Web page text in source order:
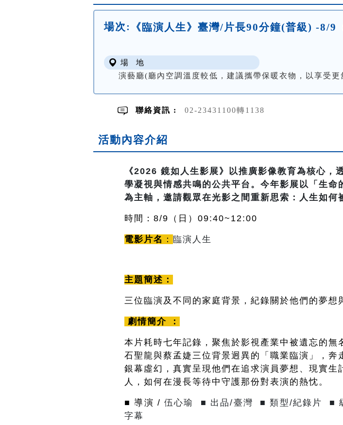
場次: 《臨演人生》臺灣/片長90分鐘(普級) -8/9
場 地
演藝廳(廳內空調溫度較低，建議攜帶保暖衣物，以享受更
聯絡資訊 : 02-23431100轉1138
活動內容介紹
《2026 鏡如人生影展》以推廣影像教育為核心
學凝視與情感共鳴的公共平台。今年影展以「生
為主軸，邀請觀眾在光影之間重新思索：人生如何
時間：8/9（日 ）09:40~12:00
電影片名 ： 臨演人生
主題簡述：
三位臨演及不同的家庭背景，紀錄關於他們的夢想
劇情簡介 ：
本片耗時七年記錄，聚焦於影視產業中被遺忘的無
石聖龍與蔡孟婕三位背景迥異的「職業臨演」，
銀幕虛幻，真實呈現他們在追求演員夢想、現實
人，如何在漫長等待中守護那份對表演的熱忱。
■ 導演 / 伍心瑜 ■ 出品/臺灣 ■ 類型/紀錄片 ■
字幕